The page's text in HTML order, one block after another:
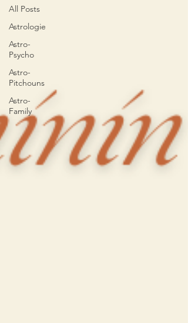
All Posts
Astrologie
Astro-
Psycho
Astro-
Pitchouns
Astro-
Family